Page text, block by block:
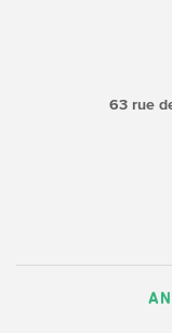
63 rue